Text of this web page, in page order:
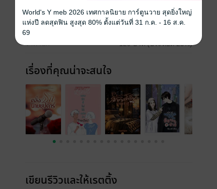
01 กรกฎาคม 2565
ความยาว 161 หน้า (≈ 40,196 คำ)
ราคาปก 129 บาท (ประหยัด 23%)
เรื่องที่คุณน่าจะสนใจ
เขียนรีวิวและให้เรตติ้ง
World's Y meb 2026 เทศกาลนิยาย การ์ตูนวาย สุดยิ่งใหญ่
แห่งปี ลดสุดฟิน สูงสุด 80% ตั้งแต่วันที่ 31 ก.ค. - 16 ส.ค.
69